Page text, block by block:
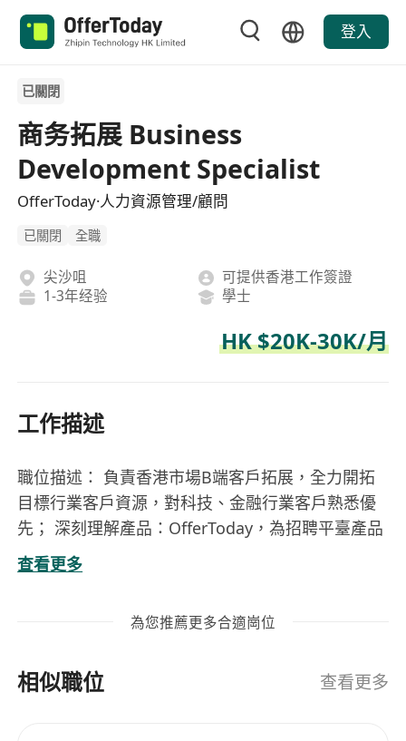
登入
已關閉
商务拓展 Business
Development Specialist
OfferToday·人力資源管理/顧問
已關閉 全職
尖沙咀
可提供香港工作簽證
1-3年经验
學士
HK $20K-30K/月
工作描述
職位描述： 負責香港市場B端客戶拓展，全力開拓
目標行業客戶資源，對科技、金融行業客戶熟悉優
先； 深刻理解產品：OfferToday，為招聘平臺產品
領域拓展市場商機； 理解並發掘客戶需求，並與公
司內部團隊協同完善產品方案； 負責維護客情，與
職位要求： 本科以上，粵語、英語和普通話流利；
客戶資源和獨立拓展客戶能力，擁有to B 業務經
查看更多
為您推薦更多合適崗位
相似職位 查看更多